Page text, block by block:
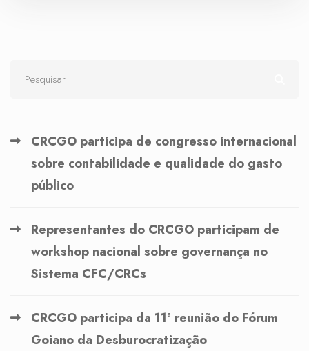
CRCGO participa de congresso internacional
sobre contabilidade e qualidade do gasto
público
Representantes do CRCGO participam de
workshop nacional sobre governança no
Sistema CFC/CRCs
CRCGO participa da 11ª reunião do Fórum
Goiano da Desburocratização